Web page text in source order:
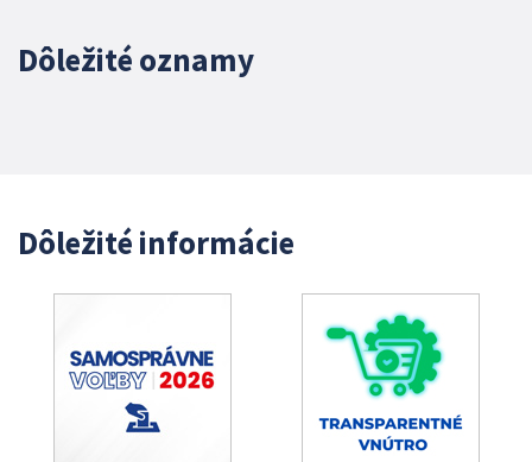
Dôležité oznamy
Dôležité informácie